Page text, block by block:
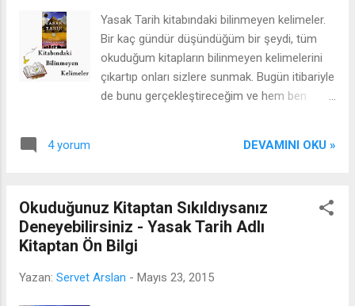
yazıyı(makaleyi-öyküyü) gönderebilir.
Gönderdiğiniz iki yazının içeriği siyaset veya
benzeri tarzda değilse jüri elemesi olmadan
kitaba alınıyor. Türkçe yazım kurallarına dikkat
etmeniz gerekiyor. Blog adresinizi,
ms.snmz@gmail.com adresine mail
Yasak Tarih kitabındaki bilinmeyen kelimeler.
Bir kaç gündür düşündüğüm bir şeydi, tüm
okuduğum kitapların bilinmeyen kelimelerini
çıkartıp onları sizlere sunmak. Bugün itibariyle
de bunu gerçekleştireceğim ve hem ben
Ayrıca bunun sonucunda da yeni bir şey
zamanlarda biraz korktum (üşenmek de
diyebiliriz), çünkü bayağı uğraş verici bir şey.
Ama daha sonra biraz düşününce şunun
zaman içinde ne kadar az bilmediği kelime
4 yorum DEVAMINI OKU »
Okuduğunuz Kitaptan Sıkıldıysanız
Deneyebilirsiniz - Yasak Tarih Adlı
Kitaptan Ön Bilgi
Yazan: Servet Arslan - Mayıs 23, 2015